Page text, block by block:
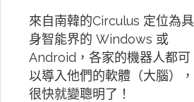
來自南韓的Circulus 定位為具
身智能界的 Windows 或
Android，各家的機器人都可
以導入他們的軟體（大腦），
很快就變聰明了！